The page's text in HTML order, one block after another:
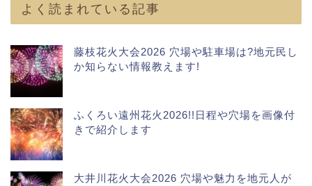
よく読まれている記事
藤枝花火大会2026 穴場や駐車場は?地元民し
か知らない情報教えます!
ふくろい遠州花火2026!!日程や穴場を画像付
きで紹介します
大井川花火大会2026 穴場や魅力を地元人が